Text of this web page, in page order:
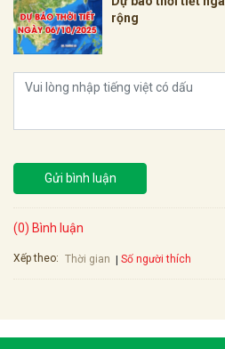
rộng
Gửi bình luận
(0) Bình luận
Xếp theo: Thời gian Số người thích